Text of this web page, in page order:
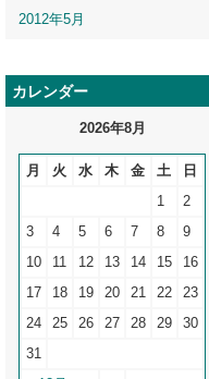
2012年5月
カレンダー
2026年8月
月 火 水 木 金 土 日
1
2
3
4 5 6 7 8
9
10
11 12 13 14 15
16
17
18 19 20 21 22
23
24
25 26 27 28 29
30
31